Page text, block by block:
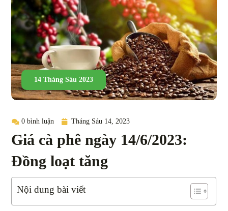
14 Tháng Sáu 2023
0 bình luận Tháng Sáu 14, 2023
Giá cà phê ngày 14/6/2023:
Đồng loạt tăng
Nội dung bài viết